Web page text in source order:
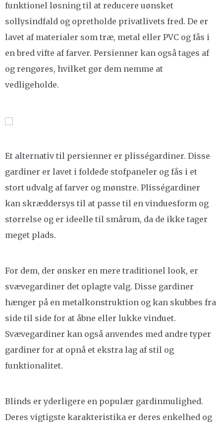
funktionel løsning til at reducere uønsket
sollysindfald og opretholde privatlivets fred. De er
lavet af materialer som træ, metal eller PVC og fås i
en bred vifte af farver. Persienner kan også tages af
og rengøres, hvilket gør dem nemme at
vedligeholde.
Et alternativ til persienner er plisségardiner. Disse
gardiner er lavet i foldede stofpaneler og fås i et
stort udvalg af farver og mønstre. Plisségardiner
kan skræddersys til at passe til en vinduesform og
størrelse og er ideelle til smårum, da de ikke tager
meget plads.
For dem, der ønsker en mere traditionel look, er
svævegardiner det oplagte valg. Disse gardiner
hænger på en metalkonstruktion og kan skubbes fra
side til side for at åbne eller lukke vinduet.
Svævegardiner kan også anvendes med andre typer
gardiner for at opnå et ekstra lag af stil og
funktionalitet.
Blinds er yderligere en populær gardinmulighed.
Deres vigtigste karakteristika er deres enkelhed og